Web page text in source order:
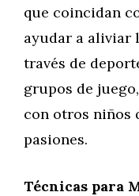
que coincidan
ayudar a aliviar
través de
grupos de
con otros niños
pasiones.
Técnicas para